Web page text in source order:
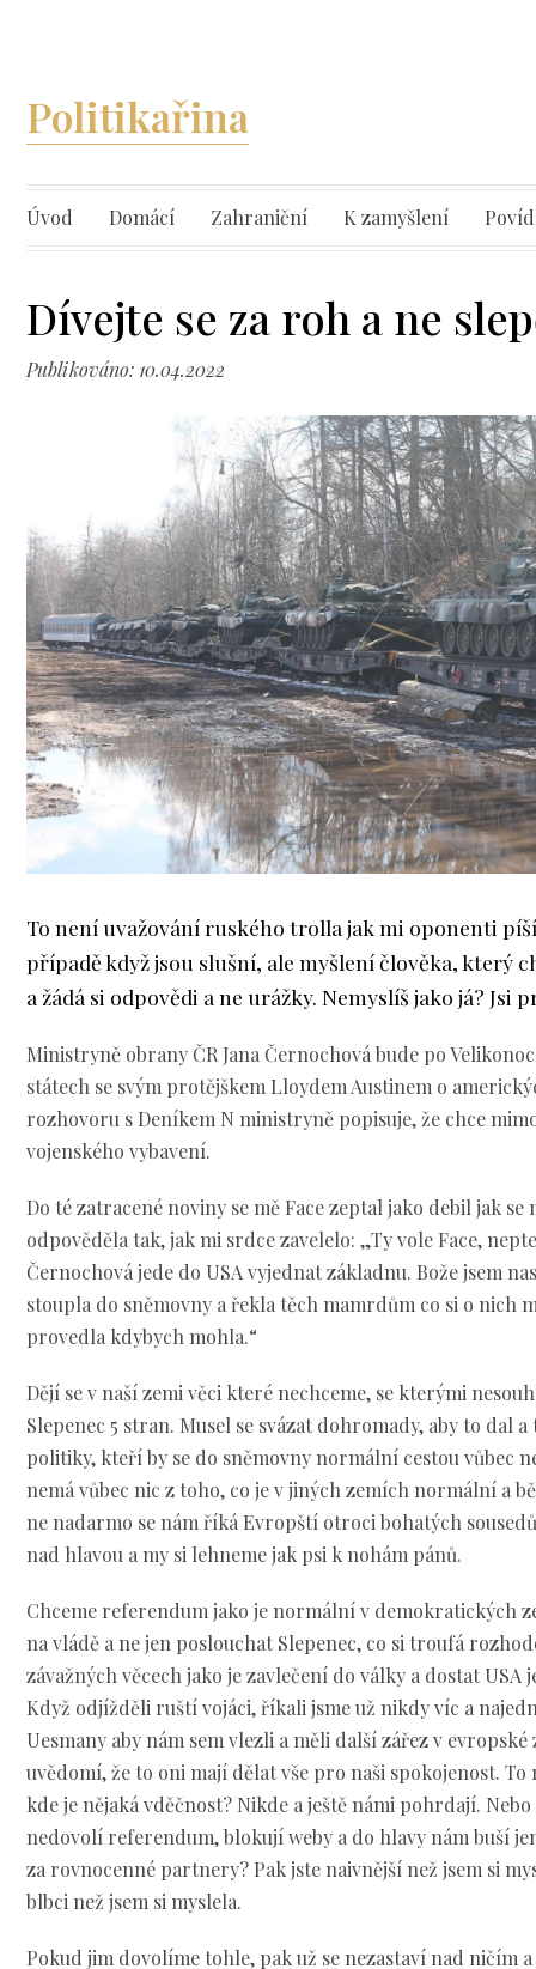
Politikařina
Úvod Domácí Zahraniční K zamyšlení
Dívejte se za roh a ne
Publikováno: 10.04.2022
To není uvažování ruského trolla jak mi oponenti
případě když jsou slušní, ale myšlení člověka, který
a žádá si odpovědi a ne urážky. Nemyslíš jako já? Jsi
Ministryně obrany ČR Jana Černochová bude po
státech se svým protějškem Lloydem Austinem o
rozhovoru s Deníkem N ministryně popisuje, že chce
vojenského vybavení.
Do té zatracené noviny se mě Face zeptal jako debil jak se
odpověděla tak, jak mi srdce zavelelo: „Ty vole Face,
Černochová jede do USA vyjednat základnu. Bože jsem
stoupla do sněmovny a řekla těch mamrdům co si o nich
provedla kdybych mohla.“
Dějí se v naší zemi věci které nechceme, se kterými
Slepenec 5 stran. Musel se svázat dohromady, aby to dal
politiky, kteří by se do sněmovny normální cestou vůbec
nemá vůbec nic z toho, co je v jiných zemích normální a
ne nadarmo se nám říká Evropští otroci bohatých
nad hlavou a my si lehneme jak psi k nohám pánů.
Chceme referendum jako je normální v demokratických
na vládě a ne jen poslouchat Slepenec, co si troufá
závažných věcech jako je zavlečení do války a dostat USA
Když odjížděli ruští vojáci, říkali jsme už nikdy víc a
Uesmany aby nám sem vlezli a měli další zářez v
uvědomí, že to oni mají dělat vše pro naši spokojenost.
kde je nějaká vděčnost? Nikde a ještě námi pohrdají.
nedovolí referendum, blokují weby a do hlavy nám buší
za rovnocenné partnery? Pak jste naivnější než jsem si
blbci než jsem si myslela.
Pokud jim dovolíme tohle, pak už se nezastaví nad ničím